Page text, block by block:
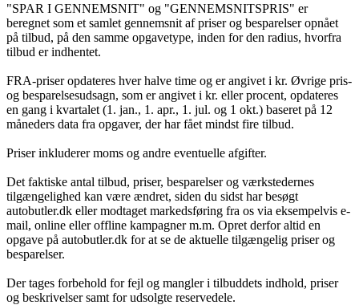
"SPAR I GENNEMSNIT" og "GENNEMSNITSPRIS" er
beregnet som et samlet gennemsnit af priser og besparelser opnået
på tilbud, på den samme opgavetype, inden for den radius, hvorfra
tilbud er indhentet.
FRA-priser opdateres hver halve time og er angivet i kr. Øvrige pris-
og besparelsesudsagn, som er angivet i kr. eller procent, opdateres
en gang i kvartalet (1. jan., 1. apr., 1. jul. og 1 okt.) baseret på 12
måneders data fra opgaver, der har fået mindst fire tilbud.
Priser inkluderer moms og andre eventuelle afgifter.
Det faktiske antal tilbud, priser, besparelser og værkstedernes
tilgængelighed kan være ændret, siden du sidst har besøgt
autobutler.dk eller modtaget markedsføring fra os via eksempelvis e-
mail, online eller offline kampagner m.m. Opret derfor altid en
opgave på autobutler.dk for at se de aktuelle tilgængelig priser og
besparelser.
Der tages forbehold for fejl og mangler i tilbuddets indhold, priser
og beskrivelser samt for udsolgte reservedele.